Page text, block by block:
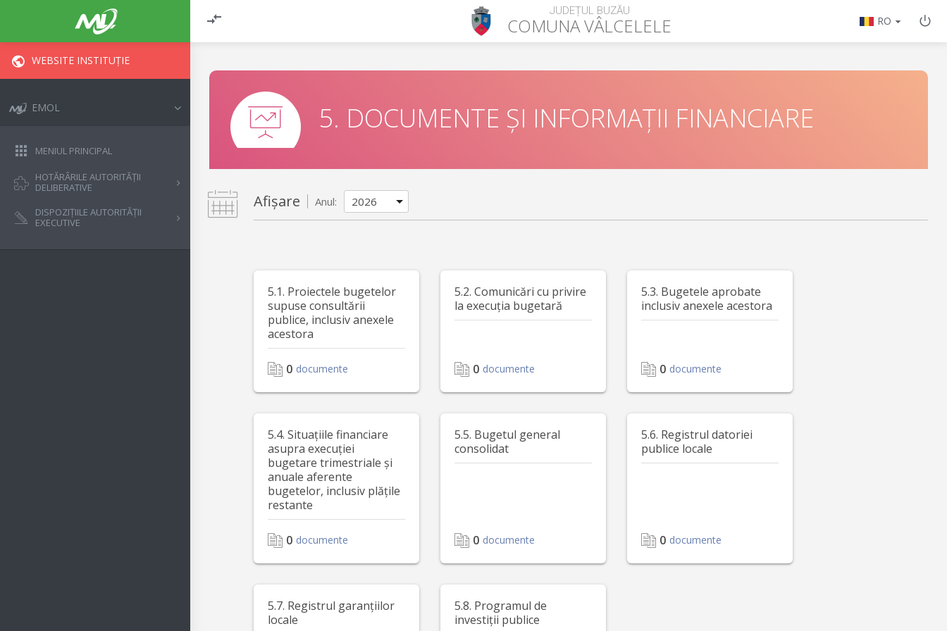
JUDEȚUL BUZĂU
COMUNAVÂLCELELE RO
WEBSITE INSTITUȚIE
EMOL
MENIUL PRINCIPAL
HOTĂRÂRILE AUTORITĂȚII
DELIBERATIVE
DISPOZIȚIILE AUTORITĂȚII
EXECUTIVE
5. DOCUMENTE ȘI INFORMAȚII FINANCIARE
Afișare Anul:
5.1. Proiectele bugetelor
supuse consultării
publice, inclusiv anexele
acestora
0 documente
5.2. Comunicări cu privire
la execuția bugetară
0 documente
5.3. Bugetele aprobate
inclusiv anexele acestora
0 documente
5.4. Situațiile financiare
asupra execuției
bugetare trimestriale și
anuale aferente
bugetelor, inclusiv plățile
restante
0 documente
5.5. Bugetul general
consolidat
0 documente
5.6. Registrul datoriei
publice locale
0 documente
5.7. Registrul garanțiilor
locale
5.8. Programul de
investiții publice